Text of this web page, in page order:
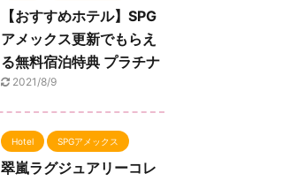
【おすすめホテル】SPG
アメックス更新でもらえ
る無料宿泊特典 プラチナ
2021/8/9
Hotel SPGアメックス
翠嵐ラグジュアリーコレ